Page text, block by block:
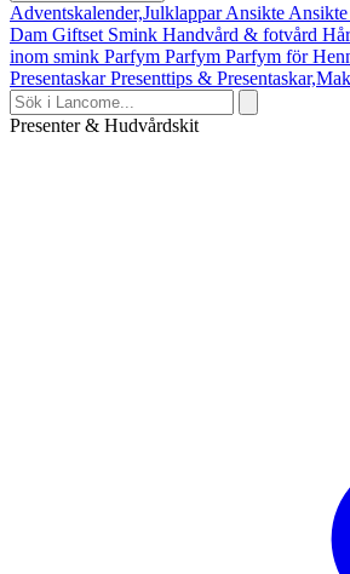
Adventskalender,JulklapparAnsikte Ansikte
Dam Giftset Smink Handvård & fotvård
inom smink Parfym Parfym Parfym för
PresentaskarPresenttips &
Presenter & Hudvårdskit